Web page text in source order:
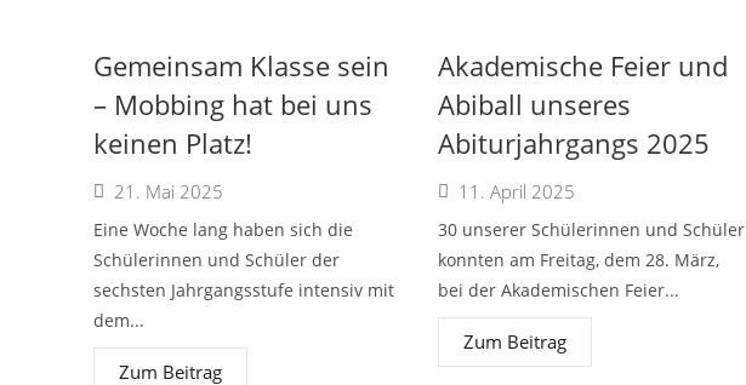
Gemeinsam Klasse sein
– Mobbing hat bei uns
keinen Platz!
21. Mai 2025
Eine Woche lang haben sich die
Schülerinnen und Schüler der
sechsten Jahrgangsstufe intensiv mit
dem...
Zum Beitrag
Akademische Feier und
Abiball unseres
Abiturjahrgangs 2025
11. April 2025
30 unserer Schülerinnen und Schüler
konnten am Freitag, dem 28. März,
bei der Akademischen Feier...
Zum Beitrag